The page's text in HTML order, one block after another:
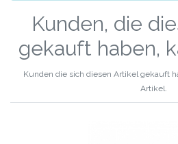
Kunden, die
gekauft haben,
Kunden die sich diesen Artikel gekauft
Artikel.